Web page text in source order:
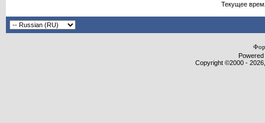
Текущее
Copyright ©2000 -